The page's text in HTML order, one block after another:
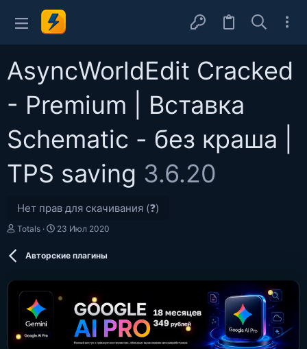
AsyncWorldEdit Cracked
- Premium | Вставка
Schematic - без краша |
TPS saving 3.6.20
Нет прав для скачивания (❓)
А
Totals
Д
а
о
23 Июл 2020
Авторские плагины